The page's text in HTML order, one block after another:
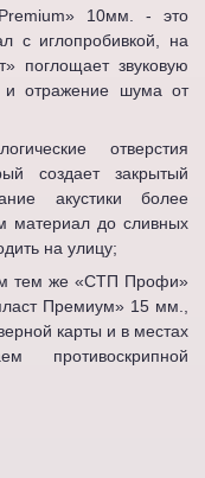
10мм. - это
с иглопробивкой, на
поглощает звуковую
и отражение шума от
отверстия
создает закрытый
акустики более
материал до сливных
на улицу;
тем же «СТП Профи»
Премиум» 15 мм.,
карты и в местах
противоскрипной